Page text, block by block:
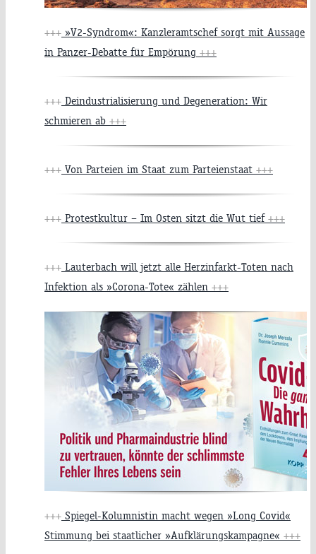
+++ »V2-Syndrom«: Kanzleramtschef sorgt mit Aussage
in Panzer-Debatte für Empörung +++
+++ Deindustrialisierung und Degeneration: Wir
schmieren ab +++
+++ Von Parteien im Staat zum Parteienstaat +++
+++ Protestkultur – Im Osten sitzt die Wut tief +++
+++ Lauterbach will jetzt alle Herzinfarkt-Toten nach
Infektion als »Corona-Tote« zählen +++
+++ Spiegel-Kolumnistin macht wegen »Long Covid«
Stimmung bei staatlicher »Aufklärungskampagne« +++